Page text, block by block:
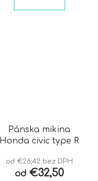
Pánska mikina
Honda civic type R
od €26,42 bez DPH
od€32,50